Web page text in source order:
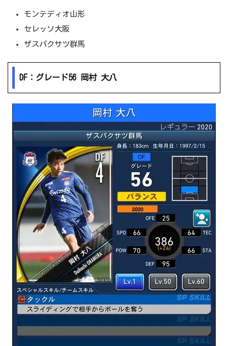
モンテディオ山形
セレッソ大阪
ザスパクサツ群馬
DF：グレード56 岡村 大八